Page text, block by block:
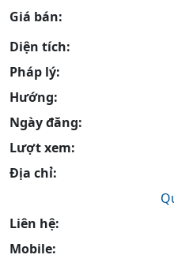
Giá bán:
Diện tích:
Pháp lý:
Hướng:
Ngày đăng:
Lượt xem:
Địa chỉ:
Liên hệ:
Mobile: